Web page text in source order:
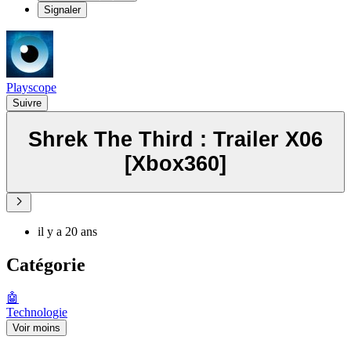
Signaler
Playscope
Suivre
Shrek The Third : Trailer X06
[Xbox360]
il y a 20 ans
Catégorie
🤖
Technologie
Voir moins